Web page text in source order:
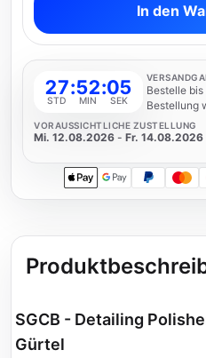
In den
27
STD
:52
MIN
:05
SEK
Bestelle
Bestellung
VORAUSSICHTLICHE ZUSTELLUNG
Mi. 12.08.2026 - Fr. 14.08.2026
Apple PayGoogle Pay
PayPal
SGCB - Detailing
Gürtel